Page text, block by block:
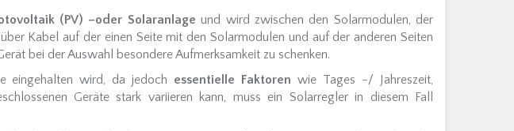
(PV) –oder Solaranlage und wird zwischen den Solarmodulen, der
Kabel auf der einen Seite mit den Solarmodulen und auf der anderen Seiten
bei der Auswahl besondere Aufmerksamkeit zu schenken.
eingehalten wird, da jedoch essentielle Faktoren wie Tages -/ Jahreszeit,
Geräte stark variieren kann, muss ein Solarregler in diesem Fall